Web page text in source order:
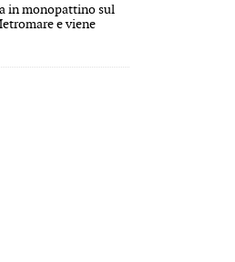
in monopattino sul
e viene